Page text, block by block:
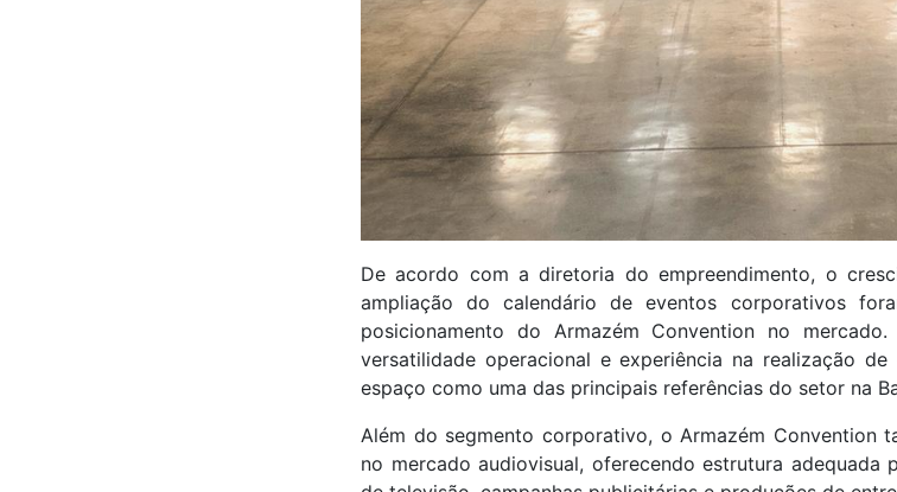
De acordo com a diretoria do empreendimento, o
ampliação do calendário de eventos corporativos
posicionamento do Armazém Convention no
versatilidade operacional e experiência na realização
espaço como uma das principais referências do setor na
Além do segmento corporativo, o Armazém Convention
no mercado audiovisual, oferecendo estrutura adequada